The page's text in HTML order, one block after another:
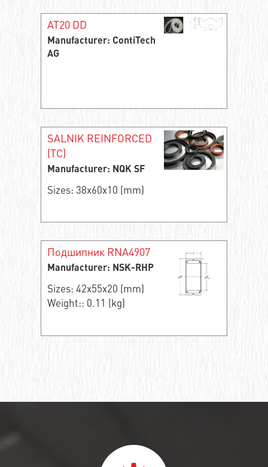
AT20 DD
Manufacturer: ContiTech
AG
SALNIK REINFORCED
(TC)
Manufacturer: NQK SF
Sizes: 38x60x10 (mm)
Подшипник RNA4907
Manufacturer: NSK-RHP
Sizes: 42x55x20 (mm)
Weight:: 0.11 (kg)